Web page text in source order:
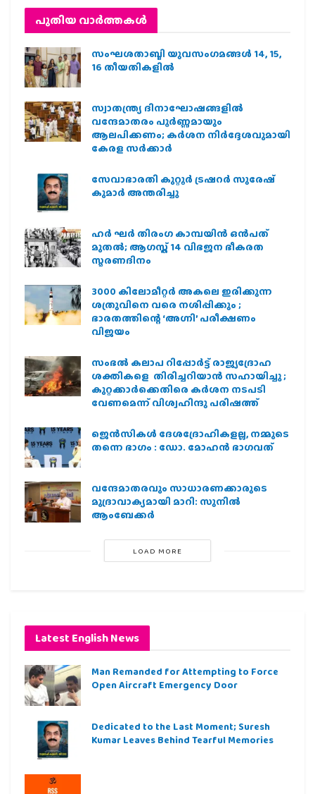
പുതിയ വാര്‍ത്തകള്‍
സംഘശതാബ്ദി യുവസംഗമങ്ങള്‍ 14, 15,
16 തീയതികളില്‍
സ്വാതന്ത്ര്യ ദിനാഘോഷങ്ങളിൽ
വന്ദേമാതരം പൂർണ്ണമായും
ആലപിക്കണം; കർശന നിർദ്ദേശവുമായി
കേരള സർക്കാർ
സേവാഭാരതി കുറ്റൂർ ട്രഷറർ സുരേഷ്
കുമാർ അന്തരിച്ചു
ഹര്‍ ഘര്‍ തിരംഗ കാമ്പയിന്‍ ഒന്‍പത്
മുതല്‍; ആഗസ്ത് 14 വിഭജന ഭീകരത
സ്മരണദിനം
3000 കിലോമീറ്റർ അകലെ ഇരിക്കുന്ന
ശത്രുവിനെ വരെ നശിപ്പിക്കും ;
ഭാരതത്തിന്റെ ‘അഗ്നി’ പരീക്ഷണം
വിജയം
സംഭൽ കലാപ റിപ്പോർട്ട് രാജ്യദ്രോഹ
ശക്തികളെ തിരിച്ചറിയാൻ സഹായിച്ചു ;
കുറ്റക്കാർക്കെതിരെ കർശന നടപടി
വേണമെന്ന് വിശ്വഹിന്ദു പരിഷത്ത്
ജെന്‍സികള്‍ ദേശദ്രോഹികളല്ല, നമ്മുടെ
തന്നെ ഭാഗം : ഡോ. മോഹന്‍ ഭാഗവത്
വന്ദേമാതരവും സാധാരണക്കാരുടെ
മുദ്രാവാക്യമായി മാറി: സുനിൽ
ആംബേക്കർ
LOAD MORE
Latest English News
Man Remanded for Attempting to Force
Open Aircraft Emergency Door
Dedicated to the Last Moment; Suresh
Kumar Leaves Behind Tearful Memories